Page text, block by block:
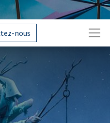
nous